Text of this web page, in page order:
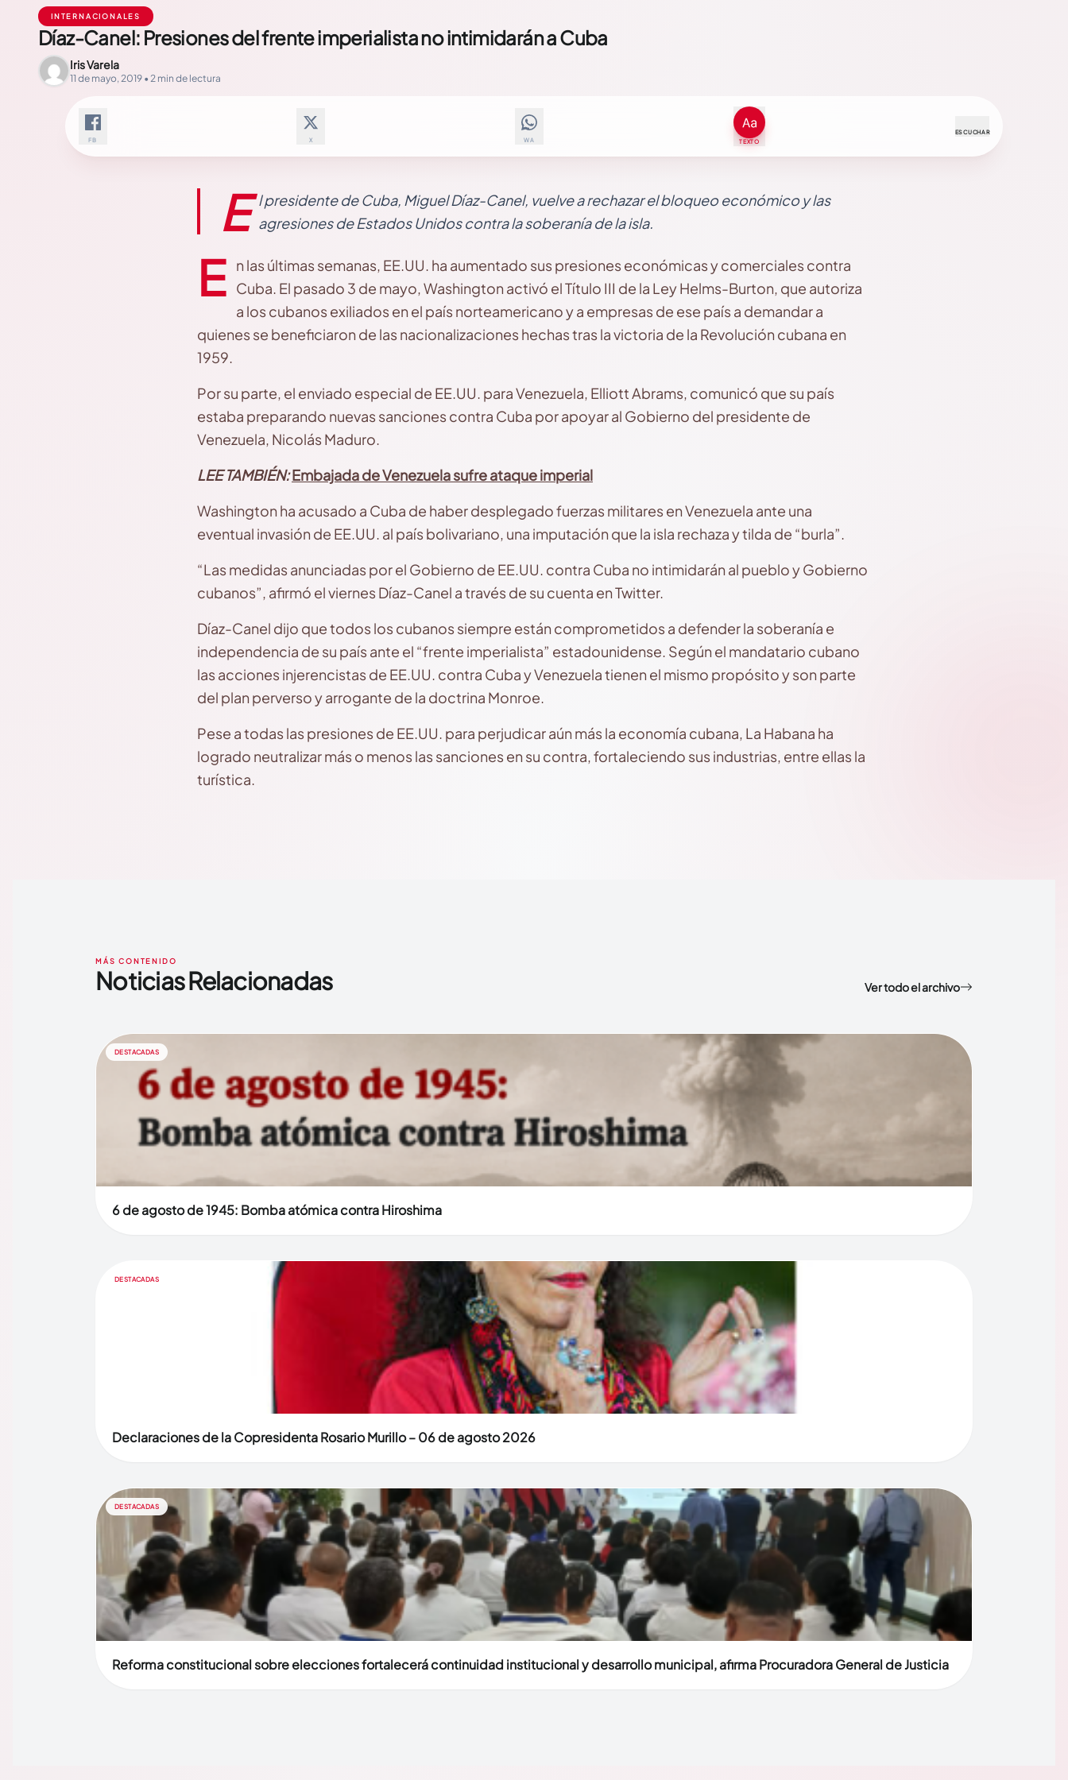
INTERNACIONALES
Díaz-Canel: Presiones del frente imperialista no intimidarán a Cuba
Iris Varela
11 de mayo, 2019 • 2 min de lectura
FB X WA TEXTO
ESCUCHAR
E l presidente de Cuba, Miguel Díaz-Canel, vuelve a rechazar el bloqueo económico y las
agresiones de Estados Unidos contra la soberanía de la isla.
E n las últimas semanas, EE.UU. ha aumentado sus presiones económicas y comerciales contra
Cuba. El pasado 3 de mayo, Washington activó el Título III de la Ley Helms-Burton, que autoriza
a los cubanos exiliados en el país norteamericano y a empresas de ese país a demandar a
quienes se beneficiaron de las nacionalizaciones hechas tras la victoria de la Revolución cubana en
1959.
Por su parte, el enviado especial de EE.UU. para Venezuela, Elliott Abrams, comunicó que su país
estaba preparando nuevas sanciones contra Cuba por apoyar al Gobierno del presidente de
Venezuela, Nicolás Maduro.
LEE TAMBIÉN:Embajada de Venezuela sufre ataque imperial
Washington ha acusado a Cuba de haber desplegado fuerzas militares en Venezuela ante una
eventual invasión de EE.UU. al país bolivariano, una imputación que la isla rechaza y tilda de “burla”.
“Las medidas anunciadas por el Gobierno de EE.UU. contra Cuba no intimidarán al pueblo y Gobierno
cubanos”, afirmó el viernes Díaz-Canel a través de su cuenta en Twitter.
Díaz-Canel dijo que todos los cubanos siempre están comprometidos a defender la soberanía e
independencia de su país ante el “frente imperialista” estadounidense. Según el mandatario cubano
lasacciones injerencistas de EE.UU. contra Cuba y Venezuela tienen el mismo propósito y son parte
del plan perverso y arrogante de la doctrina Monroe.
Pese a todas las presiones de EE.UU. para perjudicar aún más la economía cubana, La Habana ha
logrado neutralizar más o menos las sanciones en su contra, fortaleciendo sus industrias, entre ellas la
turística.
MÁS CONTENIDO
Noticias Relacionadas Ver todo el archivo
DESTACADAS
6 de agosto de 1945: Bomba atómica contra Hiroshima
DESTACADAS
Declaraciones de la Copresidenta Rosario Murillo – 06 de agosto 2026
DESTACADAS
Reforma constitucional sobre elecciones fortalecerá continuidad institucional y desarrollo municipal, afirma Procuradora General de Justicia